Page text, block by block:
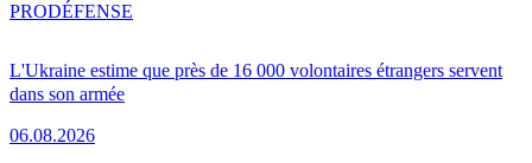
L'Ukraine estime que près de 16 000 volontaires étrangers servent
dans son armée
06.08.2026
PRODÉFENSE